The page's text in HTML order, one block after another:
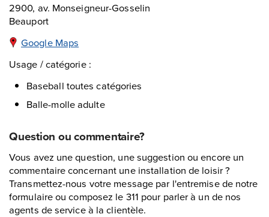
2900, av. Monseigneur-Gosselin
Beauport
Google Maps
Usage / catégorie :
Baseball toutes catégories
Balle-molle adulte
Question ou commentaire?
Vous avez une question, une suggestion ou encore un
commentaire concernant une installation de loisir ?
Transmettez-nous votre message par l'entremise de notre
formulaire ou composez le 311 pour parler à un de nos
agents de service à la clientèle.